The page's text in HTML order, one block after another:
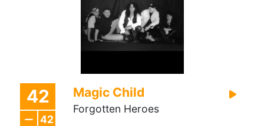
42
42
Magic Child
Forgotten Heroes